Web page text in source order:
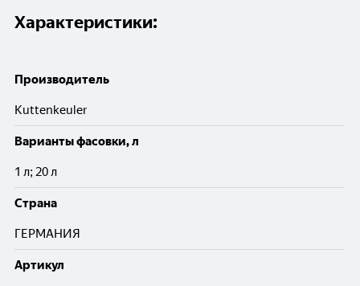
Характеристики:
Производитель
Kuttenkeuler
Варианты фасовки, л
1 л; 20 л
Cтрана
ГЕРМАНИЯ
Артикул